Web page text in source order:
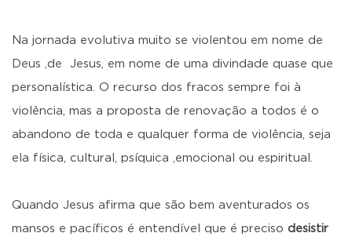
Na jornada evolutiva muito se violentou em nome de
Deus ,de Jesus, em nome de uma divindade quase que
personalística. O recurso dos fracos sempre foi à
violência, mas a proposta de renovação a todos é o
abandono de toda e qualquer forma de violência, seja
ela física, cultural, psíquica ,emocional ou espiritual.
Quando Jesus afirma que são bem aventurados os
mansos e pacíficos é entendível que é preciso desistir